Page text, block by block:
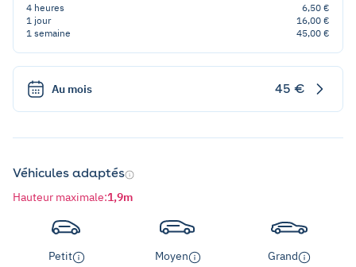
4 heures
6,50 €
1 jour
16,00 €
1 semaine
45,00 €
Au mois 45 €
Véhicules adaptés
Hauteur maximale:1,9m
Petit Moyen Grand